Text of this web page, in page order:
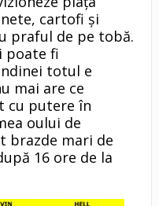
cartofi și
praful de pe tobă.
poate fi
totul e
mai are ce
cu putere în
oului de
brazde mari de
16 ore de la